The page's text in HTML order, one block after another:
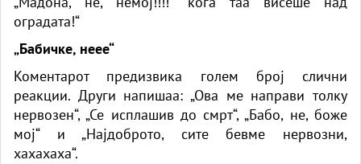
оградата!“
„Бабичке, неее“
Коментарот предизвика голем број слични
реакции. Други напишаа: „Ова ме направи толку
нервозен“, „Се исплашив до смрт“, „Бабо, не, боже
мој“ и „Најдоброто, сите бевме нервозни,
хахахаха“.